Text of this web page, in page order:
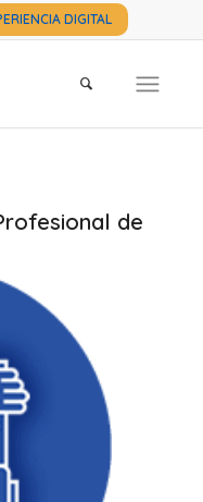
DIGITAL
de